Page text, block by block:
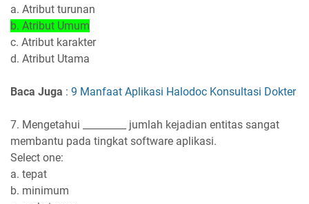
a. Atribut turunan
b. Atribut Umum
c. Atribut karakter
d. Atribut Utama
Baca Juga : 9 Manfaat Aplikasi Halodoc Konsultasi Dokter
7. Mengetahui _________ jumlah kejadian entitas sangat
membantu pada tingkat software aplikasi.
Select one:
a. tepat
b. minimum